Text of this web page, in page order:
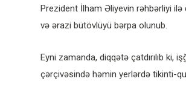
Prezident İlham Əliyevin rəhbərliyi ilə
və ərazi bütövlüyü bərpa olunub.
Eyni zamanda, diqqətə çatdırılıb ki,
çərçivəsində həmin yerlərdə tikinti-